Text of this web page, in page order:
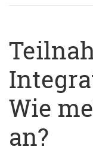
Wie
an?